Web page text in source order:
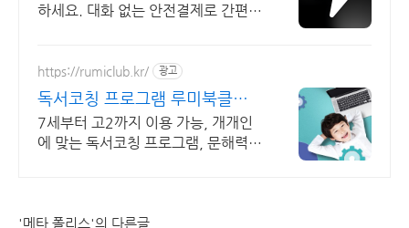
하세요. 대화 없는 안전결제로 간편하
상품 업로드
https://rumiclub.kr/ 광고
독서코칭 프로그램 루미북클럽
새입시에 맞는 프로그램운영!
7세부터 고2까지 이용 가능, 개개인
에 맞는 독서코칭 프로그램, 문해력
'메타 폴리스'의 다른글